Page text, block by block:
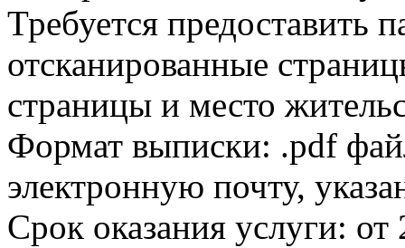
Требуется предоставить
отсканированные
страницы и место
Формат выписки: .pdf
электронную почту,
Срок оказания услуги: от